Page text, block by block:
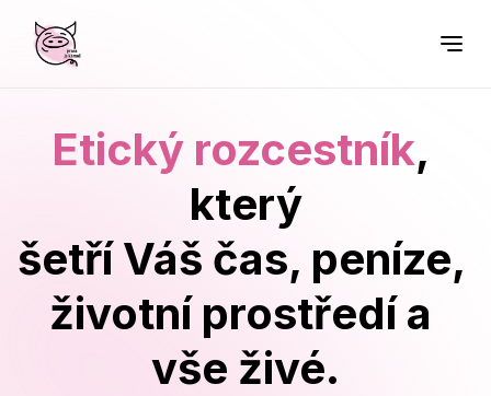
Etický rozcestník,
který
šetří Váš čas, peníze,
životní prostředí a
vše živé.